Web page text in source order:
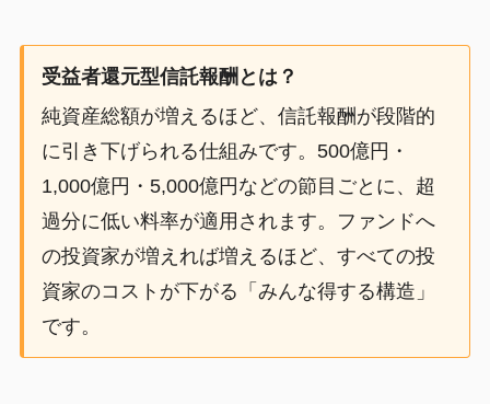
受益者還元型信託報酬とは？
純資産総額が増えるほど、信託報酬が段階的
に引き下げられる仕組みです。500億円・
1,000億円・5,000億円などの節目ごとに、超
過分に低い料率が適用されます。ファンドへ
の投資家が増えれば増えるほど、すべての投
資家のコストが下がる「みんな得する構造」
です。